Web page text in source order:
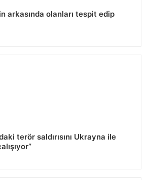
arkasında olanları tespit edip
terör saldırısını Ukrayna ile